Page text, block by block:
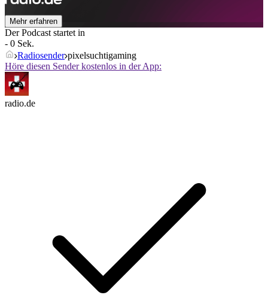
Mehr erfahren
Der Podcast startet in
- 0 Sek.
Radiosender pixelsuchtigaming
Höre diesen Sender kostenlos in der App:
radio.de